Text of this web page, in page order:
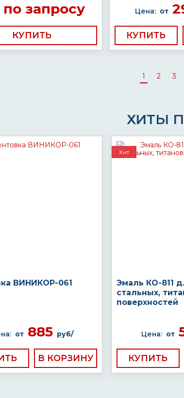
запросу
КУПИТЬ
Цена: от
КУПИТЬ
1 2 3
ХИТЫ
ВИНИКОР-061
от885 руб/
Хит
Эмаль КО-811
стальных,
поверхностей
Цена: от
КУПИТЬ